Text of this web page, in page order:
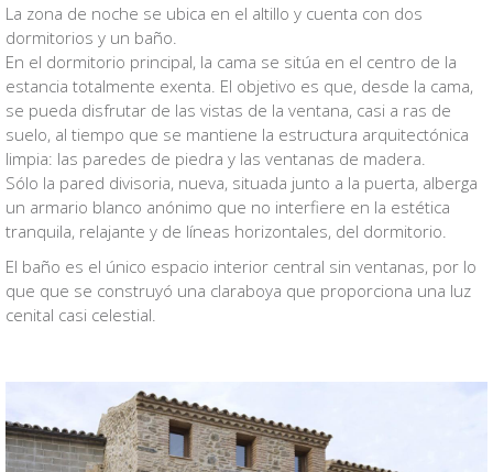
La zona de noche se ubica en el altillo y cuenta con dos
dormitorios y un baño.
En el dormitorio principal, la cama se sitúa en el centro de la
estancia totalmente exenta. El objetivo es que, desde la cama,
se pueda disfrutar de las vistas de la ventana, casi a ras de
suelo, al tiempo que se mantiene la estructura arquitectónica
limpia: las paredes de piedra y las ventanas de madera.
Sólo la pared divisoria, nueva, situada junto a la puerta, alberga
un armario blanco anónimo que no interfiere en la estética
tranquila, relajante y de líneas horizontales, del dormitorio.
El baño es el único espacio interior central sin ventanas, por lo
que que se construyó una claraboya que proporciona una luz
cenital casi celestial.